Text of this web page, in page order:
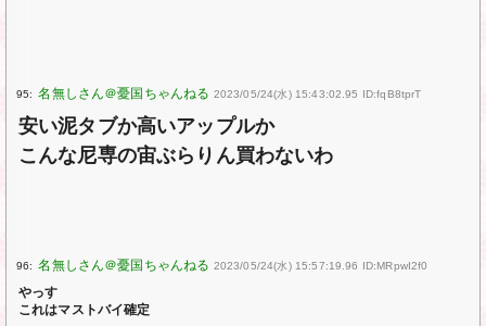
95: 2023/05/24(水) 15:43:02.95 ID:fqB8tprT
安い泥タブか高いアップルか
こんな尼専の宙ぶらりん買わないわ
96: 2023/05/24(水) 15:57:19.96 ID:MRpwI2f0
やっす
これはマストバイ確定